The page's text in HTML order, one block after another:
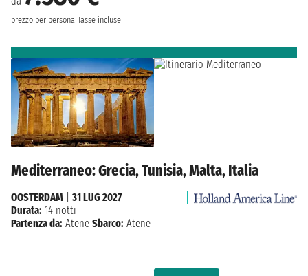
prezzo per persona Tasse incluse
Mediterraneo: Grecia, Tunisia, Malta, Italia
OOSTERDAM
31 LUG 2027
Durata: 14 notti
Partenza da: Atene Sbarco: Atene